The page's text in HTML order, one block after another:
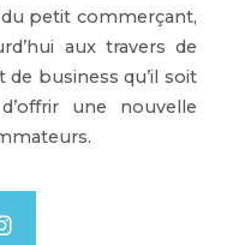
petit commerçant,
aux travers de
business qu’il soit
une nouvelle